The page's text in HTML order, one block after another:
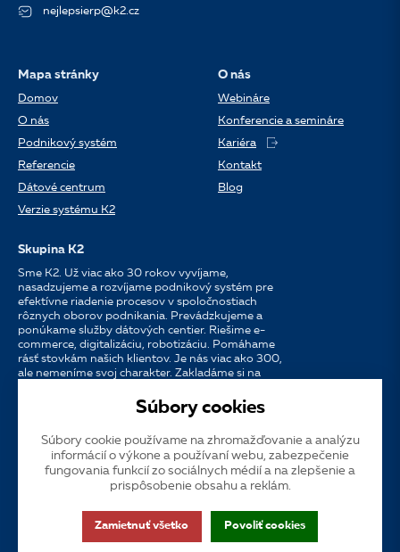
nejlepsierp@k2.cz
Mapa stránky
Domov
O nás
Podnikový systém
Referencie
Dátové centrum
Verzie systému K2
O nás
Webináre
Konferencie a semináre
Kariéra
Kontakt
Blog
Skupina K2
Sme K2. Už viac ako 30 rokov vyvíjame,
nasadzujeme a rozvíjame podnikový systém pre
efektívne riadenie procesov v spoločnostiach
rôznych oborov podnikania. Prevádzkujeme a
ponúkame služby dátových centier. Riešime e-
commerce, digitalizáciu, robotizáciu. Pomáhame
rásť stovkám našich klientov. Je nás viac ako 300,
ale nemeníme svoj charakter. Zakladáme si na
Jazyk CS EN SK
Dotačná publicita
Zákaznícka podpora VOS
Súbory cookies
Súbory cookie používame na zhromažďovanie a analýzu
informácií o výkone a používaní webu, zabezpečenie
fungovania funkcií zo sociálnych médií a na zlepšenie a
prispôsobenie obsahu a reklám.
Zamietnuť všetko Povoliť cookies